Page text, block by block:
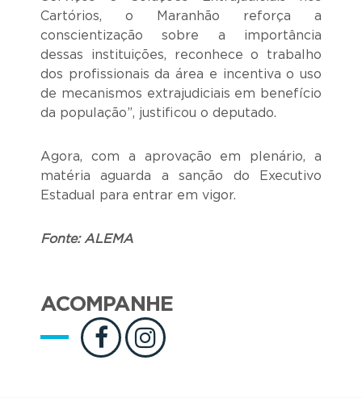
Cartórios, o Maranhão reforça a
conscientização sobre a importância
dessas instituições, reconhece o trabalho
dos profissionais da área e incentiva o uso
de mecanismos extrajudiciais em benefício
da população”, justificou o deputado.
Agora, com a aprovação em plenário, a
matéria aguarda a sanção do Executivo
Estadual para entrar em vigor.
Fonte: ALEMA
ACOMPANHE